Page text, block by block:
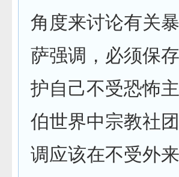
角度来讨论有关
萨强调，必须保
护自己不受恐怖
伯世界中宗教社
调应该在不受外